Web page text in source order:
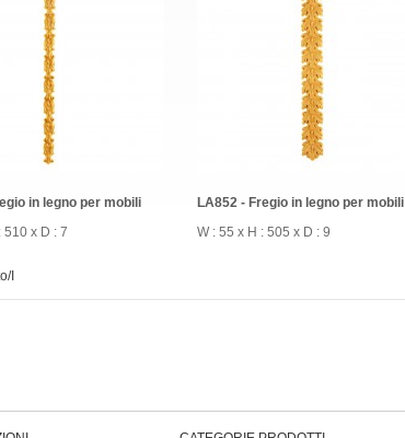
in legno per mobili
510 x D : 7
LA852 - Fregio in legno per mobili
W : 55 x H : 505 x D : 9
I